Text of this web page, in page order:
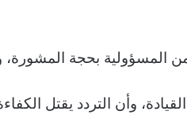
من المسؤولية بحجة
وأن التردد يقتل